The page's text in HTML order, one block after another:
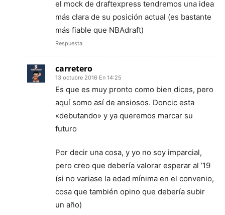
el mock de draftexpress tendremos una idea
más clara de su posición actual (es bastante
más fiable que NBAdraft)
Respuesta
carretero
13 octubre 2016 En 14:25
Es que es muy pronto como bien dices, pero
aquí somo así de ansiosos. Doncic esta
«debutando» y ya queremos marcar su
futuro
Por decir una cosa, y yo no soy imparcial,
pero creo que debería valorar esperar al ’19
(si no variase la edad mínima en el convenio,
cosa que también opino que debería subir
un año)